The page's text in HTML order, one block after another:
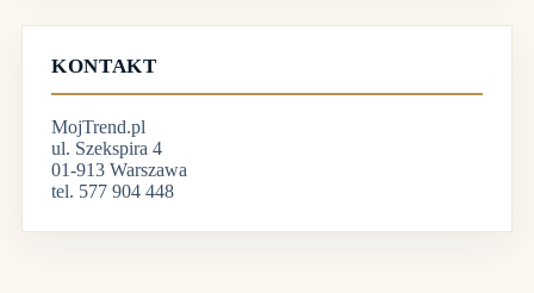
KONTAKT
MojTrend.pl
ul. Szekspira 4
01-913 Warszawa
tel. 577 904 448